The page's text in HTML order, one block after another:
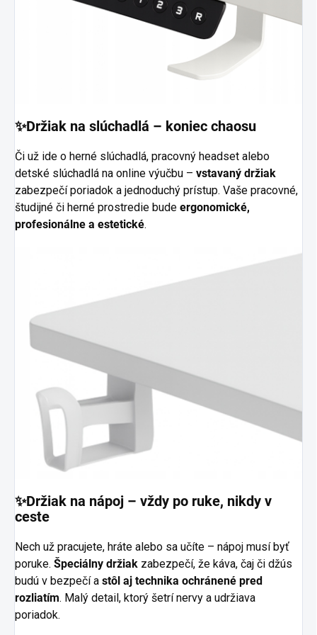
✨Držiak na slúchadlá – koniec chaosu
Či už ide o herné slúchadlá, pracovný headset alebo
detské slúchadlá na online výučbu – vstavaný držiak
zabezpečí poriadok a jednoduchý prístup. Vaše pracovné,
študijné či herné prostredie bude ergonomické,
profesionálne a estetické.
✨Držiak na nápoj – vždy po ruke, nikdy v
ceste
Nech už pracujete, hráte alebo sa učíte – nápoj musí byť
poruke. Špeciálny držiak zabezpečí, že káva, čaj či džús
budú v bezpečí a stôl aj technika ochránené pred
rozliatím. Malý detail, ktorý šetrí nervy a udržiava
poriadok.